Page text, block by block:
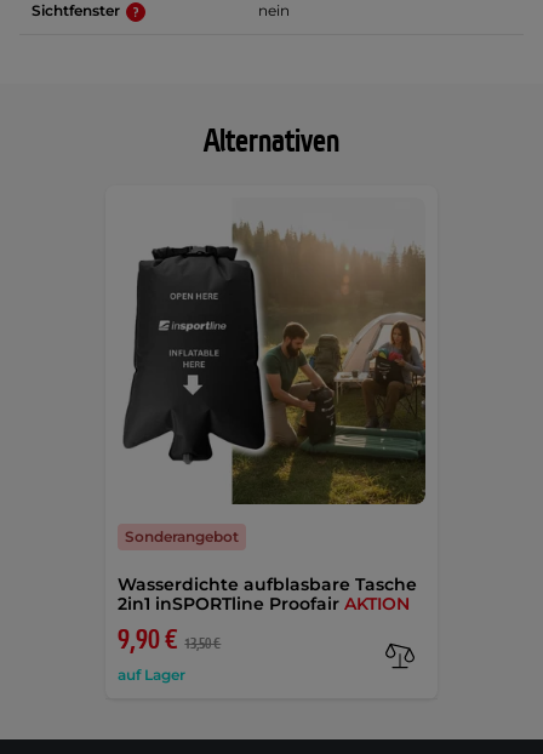
Sichtfenster nein
Alternativen
Wasserdichte aufblasbare Tasche
2in1 inSPORTline ProofairAKTION
9,90 € 13,50 €
auf Lager
Sonderangebot